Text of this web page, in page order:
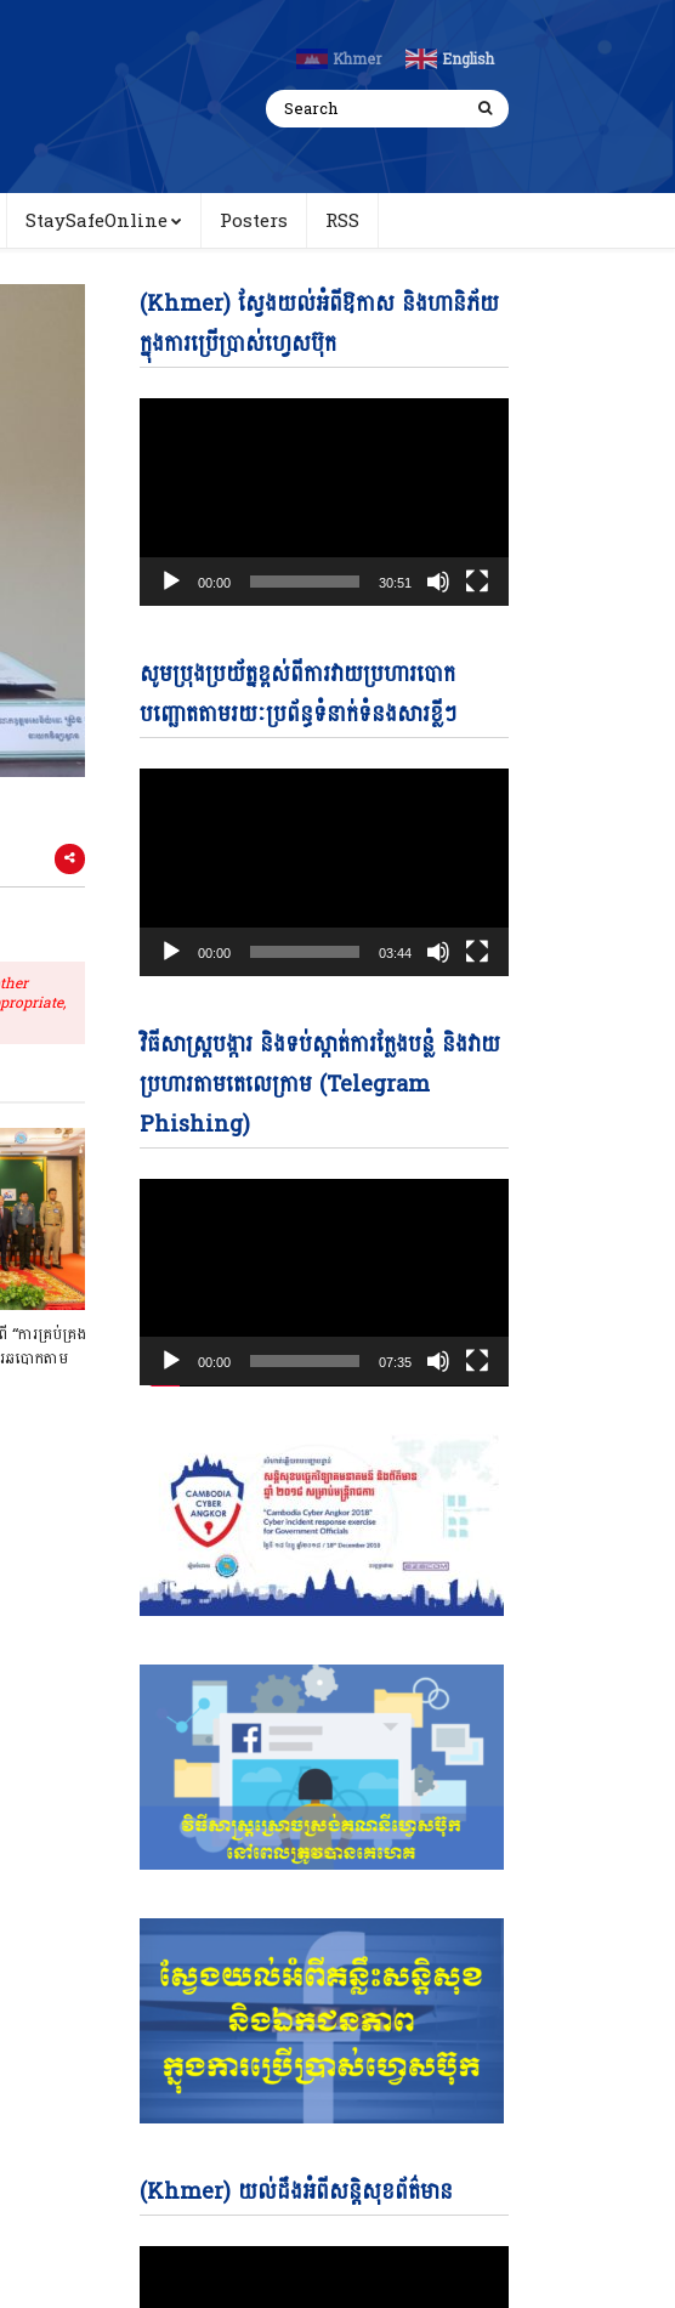
Khmer English
StaySafeOnline Posters RSS
ការគ្រប់គ្រង
ឆបោកតាម
(Khmer) ស្វែងយល់អំពីឱកាស និងហានិភ័យ
ក្នុងការប្រើប្រាស់ហ្វេសប៊ុក
00:00 30:51
សូមប្រុងប្រយ័ត្នខ្ពស់ពីការវាយប្រហារបោក
បញ្ឆោតតាមរយៈប្រព័ន្ធទំនាក់ទំនងសារខ្លីៗ
00:00 03:44
វិធីសាស្ត្របង្ការ និងទប់ស្កាត់ការក្លែងបន្លំ និងវាយ
ប្រហារតាមតេលេក្រាម (Telegram
Phishing)
00:00 07:35
(Khmer) យល់ដឹងអំពីសន្តិសុខព័ត៌មាន
Player